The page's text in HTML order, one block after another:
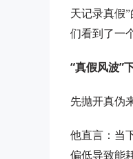
天记录真假
们看到了一
“真假风波”
先抛开真伪
他直言：当
偏低导致能